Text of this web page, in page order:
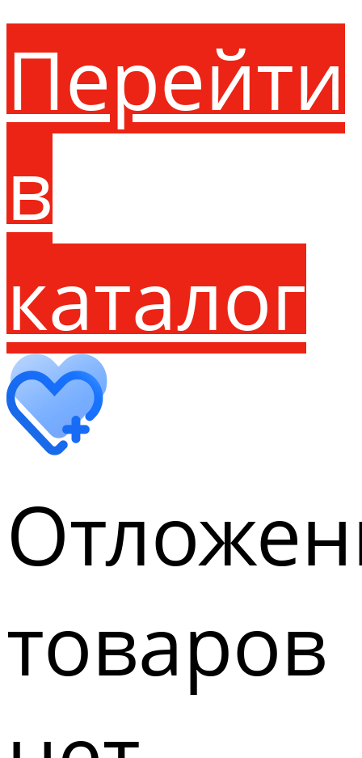
Перейти
в
каталог
товаров